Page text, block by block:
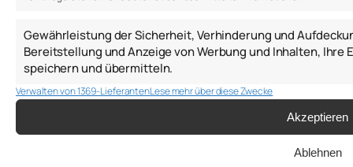
Gewährleistung der Sicherheit, Verhinderung und
Bereitstellung und Anzeige von Werbung und Inhalten, Ihre
speichern und übermitteln.
Verwalten von 1369-LieferantenLese mehr über diese Zwecke
Akzeptieren
Ablehnen
Über mich
Blog
Impressum